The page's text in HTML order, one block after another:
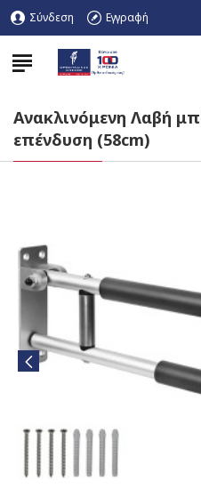
Σύνδεση Εγγραφή
Ανακλινόμενη Λαβή
επένδυση (58cm)